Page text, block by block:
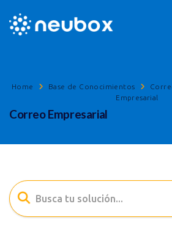
Home Base de Conocimientos
Empresarial
Correo Empresarial